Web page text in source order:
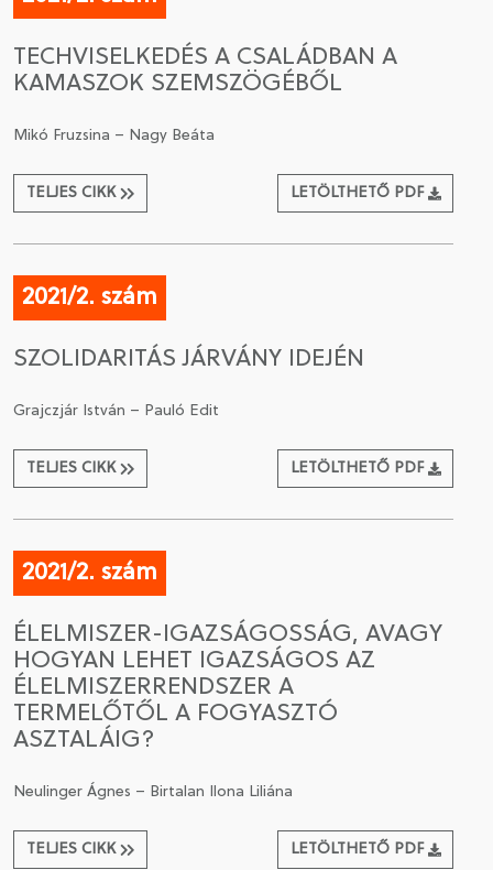
TECHVISELKEDÉS A CSALÁDBAN A
KAMASZOK SZEMSZÖGÉBŐL
Mikó Fruzsina – Nagy Beáta
TELJES CIKK LETÖLTHETŐ PDF
2021/2. szám
SZOLIDARITÁS JÁRVÁNY IDEJÉN
Grajczjár István – Pauló Edit
TELJES CIKK LETÖLTHETŐ PDF
2021/2. szám
ÉLELMISZER-IGAZSÁGOSSÁG, AVAGY
HOGYAN LEHET IGAZSÁGOS AZ
ÉLELMISZERRENDSZER A
TERMELŐTŐL A FOGYASZTÓ
ASZTALÁIG?
Neulinger Ágnes – Birtalan Ilona Liliána
TELJES CIKK LETÖLTHETŐ PDF